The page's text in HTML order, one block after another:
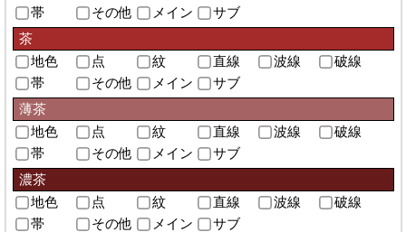
帯
その他 メイン
サブ
茶
地色
点 紋 直線 波線
破線
帯
その他 メイン
サブ
薄茶
地色
点 紋 直線 波線
破線
帯
その他 メイン
サブ
濃茶
地色
点 紋 直線 波線
破線
帯
その他 メイン サブ